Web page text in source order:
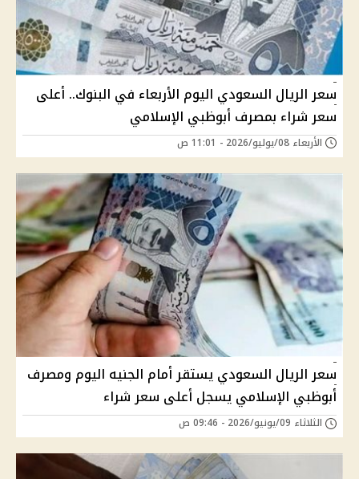
سعر الريال السعودي اليوم الأربعاء في البنوك.. أعلى
سعر شراء بمصرف أبوظبي الإسلامي
الأربعاء 08/يوليو/2026 - 11:01 ص
سعر الريال السعودي يستقر أمام الجنيه اليوم ومصرف
أبوظبي الإسلامي يسجل أعلى سعر شراء
الثلاثاء 09/يونيو/2026 - 09:46 ص